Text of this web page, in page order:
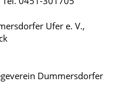
Ufer e. V.,
Dummersdorfer